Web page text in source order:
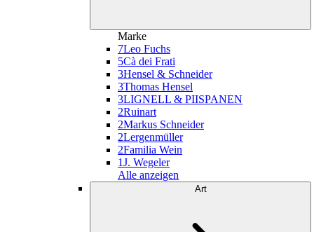
Marke
7Leo Fuchs
5Cà dei Frati
3Hensel & Schneider
3Thomas Hensel
3LIGNELL & PIISPANEN
2Ruinart
2Markus Schneider
2Lergenmüller
2Familia Wein
1J. Wegeler
Alle anzeigen
Art